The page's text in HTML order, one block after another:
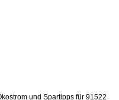
und Spartipps für 91522